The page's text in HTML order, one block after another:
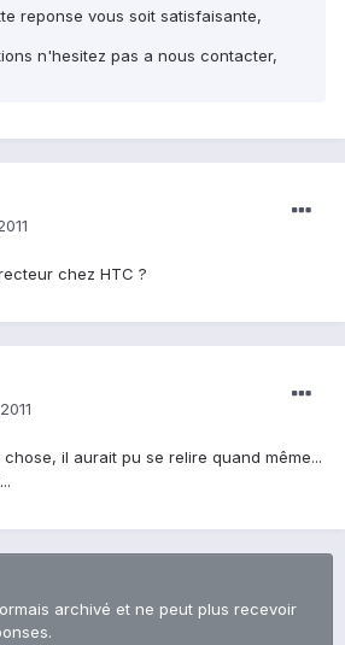
reponse vous soit satisfaisante,
n'hesitez pas a nous contacter,
chez HTC ?
il aurait pu se relire quand même...
archivé et ne peut plus recevoir